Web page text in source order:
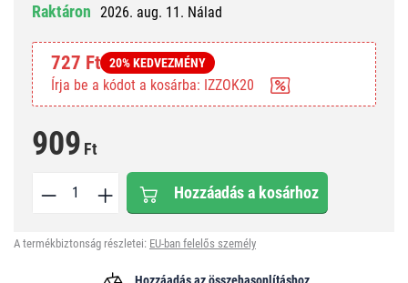
Raktáron 2026. aug. 11. Nálad
727 Ft 20% KEDVEZMÉNY
Írja be a kódot a kosárba: IZZOK20
909 Ft
Hozzáadás a kosárhoz
A termékbiztonság részletei: EU-ban felelős személy